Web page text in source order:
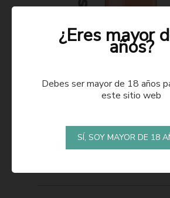
¿Eres mayor
años?
Debes ser mayor de 18 años
este sitio web
SÍ, SOY MAYOR DE 18